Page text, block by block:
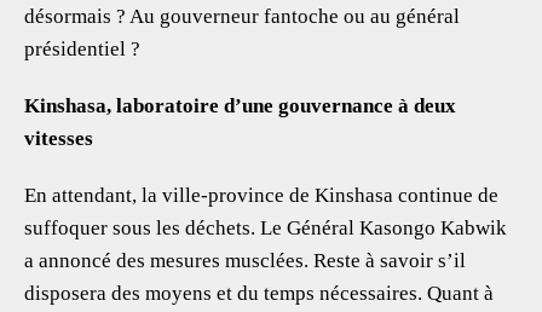
désormais ? Au gouverneur fantoche ou au général
présidentiel ?
Kinshasa, laboratoire d’une gouvernance à deux
vitesses
En attendant, la ville-province de Kinshasa continue de
suffoquer sous les déchets. Le Général Kasongo Kabwik
a annoncé des mesures musclées. Reste à savoir s’il
disposera des moyens et du temps nécessaires. Quant à